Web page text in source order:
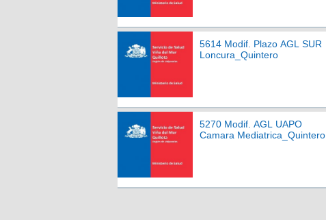
5614 Modif. Plazo AGL SUR
Loncura_Quintero
5270 Modif. AGL UAPO
Camara Mediatrica_Quintero